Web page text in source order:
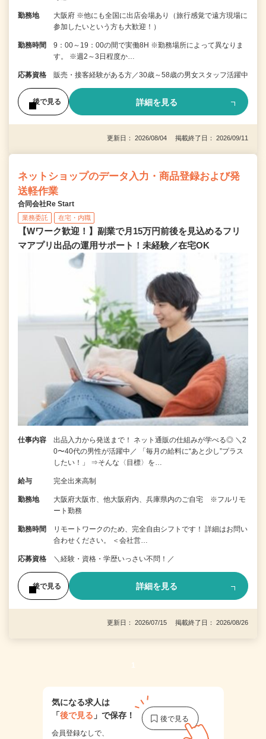
勤務地
大阪府 ※他にも全国に出店会場あり（旅行感覚で遠方現場に
参加したいという方も大歓迎！）
勤務時間
9：00～19：00の間で実働8H ※勤務場所によって異なりま
す。 ※週2～3日程度か…
応募資格 販売・接客経験がある方／30歳～58歳の男女スタッフ活躍中
後で見る 詳細を見る
更新日： 2026/08/04 掲載終了日： 2026/09/11
ネットショップのデータ入力・商品登録および発
送軽作業
合同会社Re Start
業務委託 在宅・内職
【Wワーク歓迎！】副業で月15万円前後を見込めるフリ
マアプリ出品の運用サポート！未経験／在宅OK
仕事内容
出品入力から発送まで！ ネット通販の仕組みが学べる◎ ＼2
0〜40代の男性が活躍中／ 「毎月の給料に“あと少し”プラス
したい！」 ⇒そんな〈目標〉を…
給与 完全出来高制
勤務地
大阪府大阪市、他大阪府内、兵庫県内のご自宅 ※フルリモ
ート勤務
勤務時間
リモートワークのため、完全自由シフトです！ 詳細はお問い
合わせください。 ＜会社営…
応募資格 ＼経験・資格・学歴いっさい不問！／
後で見る 詳細を見る
更新日： 2026/07/15 掲載終了日： 2026/08/26
1
気になる求人は
「後で見る 」で保存！
会員登録なしで、